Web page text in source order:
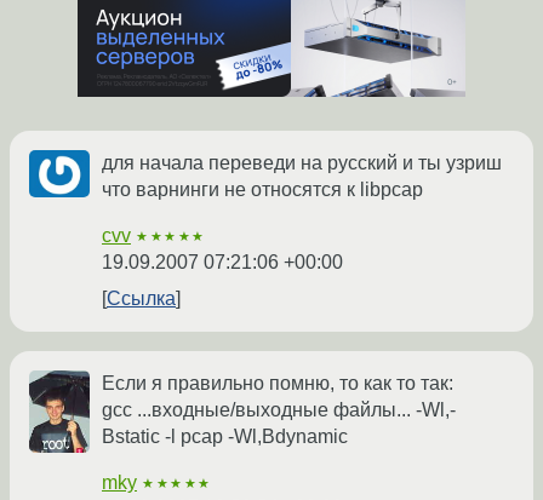
для начала переведи на русский и ты узриш
что варнинги не относятся к libpcap
cvv ★★★★★
19.09.2007 07:21:06 +00:00
Ссылка
Если я правильно помню, то как то так:
gcc ...входные/выходные файлы... -Wl,-
Bstatic -l pcap -Wl,Bdynamic
mky ★★★★★